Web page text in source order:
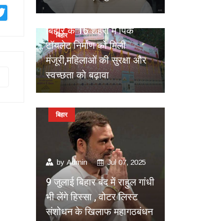
by Admin
बिहार के 16 शहरों में पिंक
टॉयलेट निर्माण को मिली
मंजूरी,महिलाओं की सुरक्षा और
स्वच्छता को बढ़ावा
बिहार
by Admin Jul 07, 2025
9 जुलाई बिहार बंद में राहुल गांधी
भी लेंगे हिस्सा , वोटर लिस्ट
संशोधन के खिलाफ महागठबंधन
बिहार